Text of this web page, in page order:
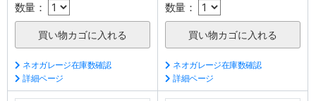
数量：
ネオガレージ在庫数確認
詳細ページ
数量：
ネオガレージ在庫数確認
詳細ページ